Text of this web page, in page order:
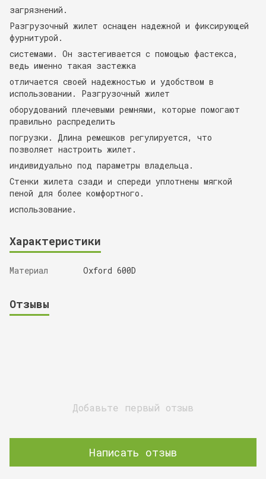
загрязнений.
Разгрузочный жилет оснащен надежной и фиксирующей
фурнитурой.
системами. Он застегивается с помощью фастекса,
ведь именно такая застежка
отличается своей надежностью и удобством в
использовании. Разгрузочный жилет
оборудований плечевыми ремнями, которые помогают
правильно распределить
погрузки. Длина ремешков регулируется, что
позволяет настроить жилет.
индивидуально под параметры владельца.
Стенки жилета сзади и спереди уплотнены мягкой
пеной для более комфортного.
использование.
Характеристики
Материал Oxford 600D
Отзывы
Добавьте первый отзыв
Написать отзыв